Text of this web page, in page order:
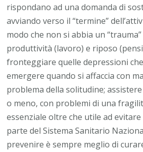
rispondano ad una domanda di
avviando verso il “termine”
modo che non si abbia un
produttività (lavoro) e riposo
fronteggiare quelle depressioni
emergere quando si affaccia con
problema della solitudine;
o meno, con problemi di una
essenziale oltre che utile ad
parte del Sistema Sanitario
prevenire è sempre meglio di